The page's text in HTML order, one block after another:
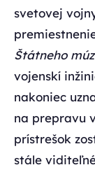
svetovej
Štátneho
vojenskí
nakoniec
na prepravu
prístrešok
stále